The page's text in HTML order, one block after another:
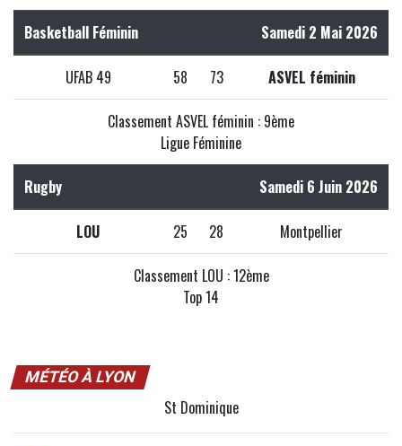
Basketball Féminin Samedi 2 Mai 2026
UFAB 49 58 73 ASVEL féminin
Classement ASVEL féminin : 9ème
Ligue Féminine
Rugby Samedi 6 Juin 2026
LOU 25 28 Montpellier
Classement LOU : 12ème
Top 14
MÉTÉO À LYON
St Dominique